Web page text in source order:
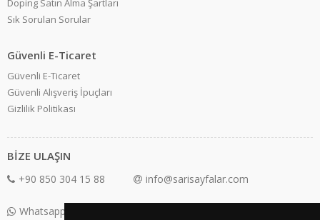
Doping Satın Alma Şartları
Sık Sorulan Sorular
Güvenli E-Ticaret
Güvenli E-Ticaret
Güvenli Alışveriş İpuçları
Gizlilik Politikası
BİZE ULAŞIN
+90 850 304 15 88 info@sarisayfalar.com
Whatsapp Destek: +90 850 304 15 88